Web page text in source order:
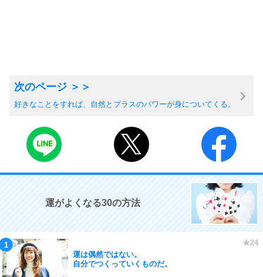
好きなことをすれば、自然とプラスのパワーが身についてくる。
運がよくなる30の方法
運は偶然ではない。
自分でつくっていくものだ。